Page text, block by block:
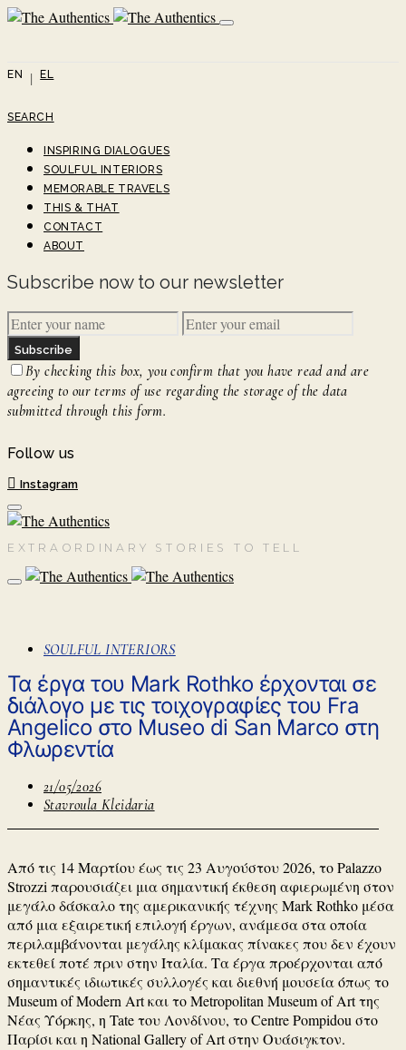
EN EL
SEARCH
INSPIRING DIALOGUES
SOULFUL INTERIORS
MEMORABLE TRAVELS
THIS & THAT
CONTACT
ABOUT
Subscribe now to our newsletter
Subscribe
By checking this box, you confirm that you have read and are
agreeing to our terms of use regarding the storage of the data
submitted through this form.
Follow us
Instagram
EXTRAORDINARY STORIES TO TELL
SOULFUL INTERIORS
Τα έργα του Mark Rothko έρχονται σε
διάλογο με τις τοιχογραφίες του Fra
Angelico στο Museo di San Marco στη
Φλωρεντία
21/05/2026
Stavroula Kleidaria
Από τις 14 Μαρτίου έως τις 23 Αυγούστου 2026, τοPalazzo
Strozziπαρουσιάζει μια σημαντική έκθεση αφιερωμένη στον
μεγάλο δάσκαλο της αμερικανικής τέχνης Mark Rothko μέσα
από μια εξαιρετική επιλογή έργων, ανάμεσα στα οποία
περιλαμβάνονται μεγάλης κλίμακας πίνακες που δεν έχουν
εκτεθεί ποτέ πριν στην Ιταλία. Τα έργα προέρχονται από
σημαντικές ιδιωτικές συλλογές και διεθνή μουσεία όπως το
Museum of Modern Artκαι τοMetropolitan Museum of Artτης
Νέας Υόρκης, η Tateτου Λονδίνου, τοCentre Pompidouστο
Παρίσι και η National Gallery of Artστην Ουάσιγκτον.